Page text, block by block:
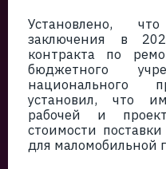
Установлено,
заключения в
контракта по
бюджетного
национального
установил, что
рабочей и
стоимости
для маломобильной